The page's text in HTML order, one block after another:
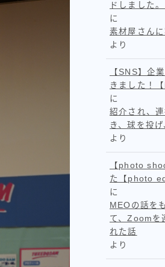
ドしました
に
素材屋さん
より
【SNS】企
きました！【
に
紹介され、
き、球を投
より
【photo
た【photo
に
MEOの話を
て、Zoomを
れた話
より